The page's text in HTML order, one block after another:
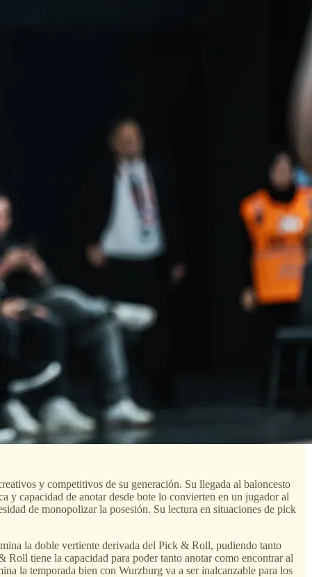
y competitivos de su generación. Su llegada al baloncesto
capacidad de anotar desde bote lo convierten en un jugador al
de monopolizar la posesión. Su lectura en situaciones de pick
la doble vertiente derivada del Pick & Roll, pudiendo tanto
Roll tiene la capacidad para poder tanto anotar como encontrar al
la temporada bien con Wurzburg va a ser inalcanzable para los